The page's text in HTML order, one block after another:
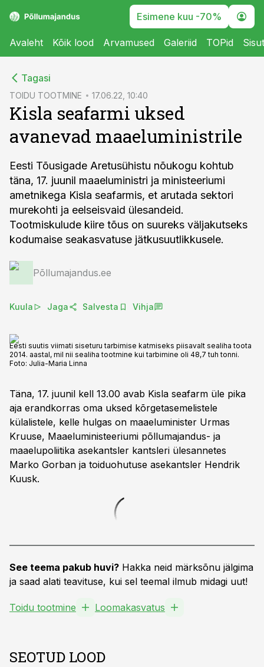
Esimene kuu -70%
Avaleht Kõik lood Arvamused Galeriid TOPid
Tagasi
TOIDU TOOTMINE 17.06.22, 10:40
Kisla seafarmi uksed
avanevad maaeluministrile
Eesti Tõusigade Aretusühistu nõukogu kohtub
täna, 17. juunil maaeluministri ja ministeeriumi
ametnikega Kisla seafarmis, et arutada sektori
murekohti ja eelseisvaid ülesandeid.
Tootmiskulude kiire tõus on suureks väljakutseks
kodumaise seakasvatuse jätkusuutlikkusele.
Põllumajandus.ee
Kuula Jaga Salvesta Vihja
Eesti suutis viimati siseturu tarbimise katmiseks piisavalt sealiha toota
2014. aastal, mil nii sealiha tootmine kui tarbimine oli 48,7 tuh tonni.
Foto: Julia-Maria Linna
Täna, 17. juunil kell 13.00 avab Kisla seafarm üle pika
aja erandkorras oma uksed kõrgetasemelistele
külalistele, kelle hulgas on maaeluminister Urmas
Kruuse, Maaeluministeeriumi põllumajandus- ja
maaelupoliitika asekantsler kantsleri ülesannetes
Marko Gorban ja toiduohutuse asekantsler Hendrik
Kuusk.
See teema pakub huvi? Hakka neid märksõnu jälgima
ja saad alati teavituse, kui sel teemal ilmub midagi uut!
Toidu tootmine Loomakasvatus
SEOTUD LOOD